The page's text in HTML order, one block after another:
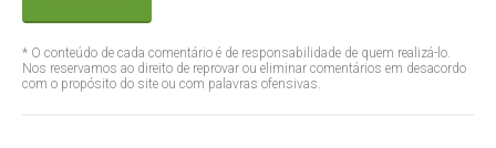
* O conteúdo de cada comentário é de responsabilidade de quem realizá-lo.
Nos reservamos ao direito de reprovar ou eliminar comentários em desacordo
com o propósito do site ou com palavras ofensivas.